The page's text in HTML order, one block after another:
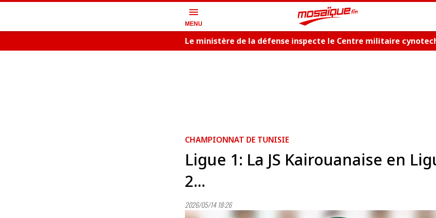
menu
MENU
Le ministère de la défense inspecte le Centre militaire
CHAMPIONNAT DE TUNISIE
Ligue 1: La JS Kairouanaise en
2...
2026/05/14 18:26